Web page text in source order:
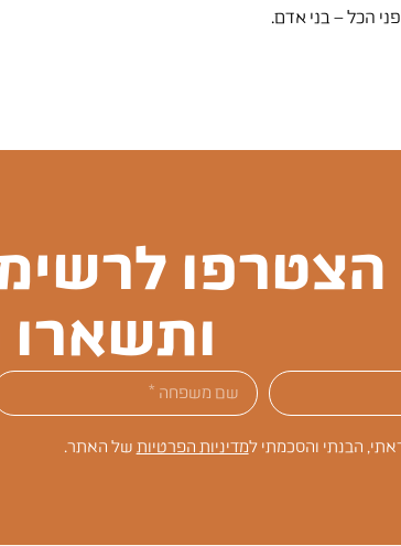
הכל – בני אדם.
הצטרפו
ותשארו
הבנתי והסכמתי למדיניות הפרטיות של האתר.